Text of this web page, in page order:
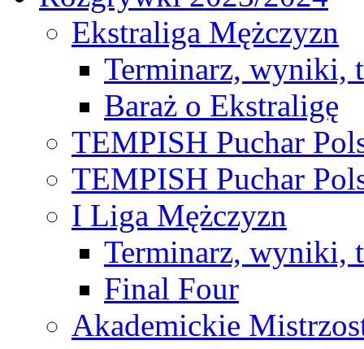
Ekstraliga Mężczyzn
Terminarz, wyniki,
Baraż o Ekstraligę
TEMPISH Puchar
TEMPISH Puchar
I Liga Mężczyzn
Terminarz, wyniki,
Final Four
Akademickie